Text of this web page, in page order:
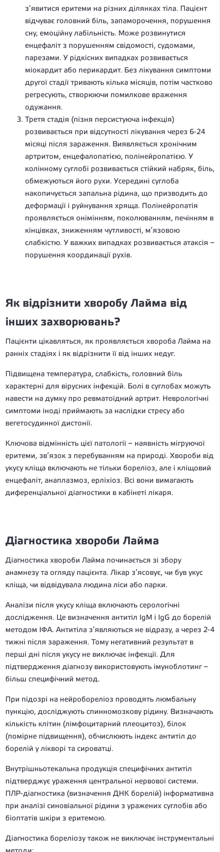
з’явитися еритеми на різних ділянках тіла. Пацієнт
відчуває головний біль, запаморочення, порушення
сну, емоційну лабільність. Може розвинутися
енцефаліт з порушенням свідомості, судомами,
парезами. У рідкісних випадках розвивається
міокардит або перикардит. Без лікування симптоми
другої стадії тривають кілька місяців, потім частково
регресують, створюючи помилкове враження
одужання.
Третя стадія (пізня персистуюча інфекція)
розвивається при відсутності лікування через 6-24
місяці після зараження. Виявляється хронічним
артритом, енцефалопатією, полінейропатією. У
колінному суглобі розвивається стійкий набряк, біль,
обмежуються його рухи. Усередині суглоба
накопичується запальна рідина, що призводить до
деформації і руйнування хряща. Полінейропатія
проявляється онімінням, поколюванням, печінням в
кінцівках, зниженням чутливості, м’язовою
слабкістю. У важких випадках розвивається атаксія –
порушення координації рухів.
Як відрізнити хворобу Лайма від
інших захворювань?
Пацієнти цікавляться, як проявляється хвороба Лайма на
ранніх стадіях і як відрізнити її від інших недуг.
Підвищена температура, слабкість, головний біль
характерні для вірусних інфекцій. Болі в суглобах можуть
навести на думку про ревматоїдний артрит. Неврологічні
симптоми іноді приймають за наслідки стресу або
вегетосудинної дистонії.
Ключова відмінність цієї патології – наявність мігруючої
еритеми, зв’язок з перебуванням на природі. Хвороби від
укусу кліща включають не тільки бореліоз, але і кліщовий
енцефаліт, анаплазмоз, ерліхіоз. Всі вони вимагають
диференціальної діагностики в кабінеті лікаря.
Діагностика хвороби Лайма
Діагностика хвороби Лайма починається зі збору
анамнезу та огляду пацієнта. Лікар з’ясовує, чи був укус
кліща, чи відвідувала людина ліси або парки.
Аналізи після укусу кліща включають серологічні
дослідження. Це визначення антитіл IgM і IgG до борелій
методом ІФА. Антитіла з’являються не відразу, а через 2-4
тижні після зараження. Тому негативний результат в
перші дні після укусу не виключає інфекції. Для
підтвердження діагнозу використовують імуноблотинг –
більш специфічний метод.
При підозрі на нейробореліоз проводять люмбальну
пункцію, досліджують спинномозкову рідину. Визначають
кількість клітин (лімфоцитарний плеоцитоз), білок
(помірне підвищення), обчислюють індекс антитіл до
борелій у лікворі та сироватці.
Внутрішньотекальна продукція специфічних антитіл
підтверджує ураження центральної нервової системи.
ПЛР-діагностика (визначення ДНК борелій) інформативна
при аналізі синовіальної рідини з уражених суглобів або
біоптатів шкіри з еритемою.
Діагностика бореліозу також не виключає інструментальні